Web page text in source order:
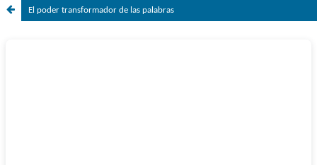
El poder transformador de las palabras